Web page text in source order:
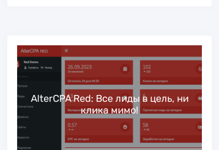
AlterCPA Red: Все лиды в цель, ни
клика мимо!